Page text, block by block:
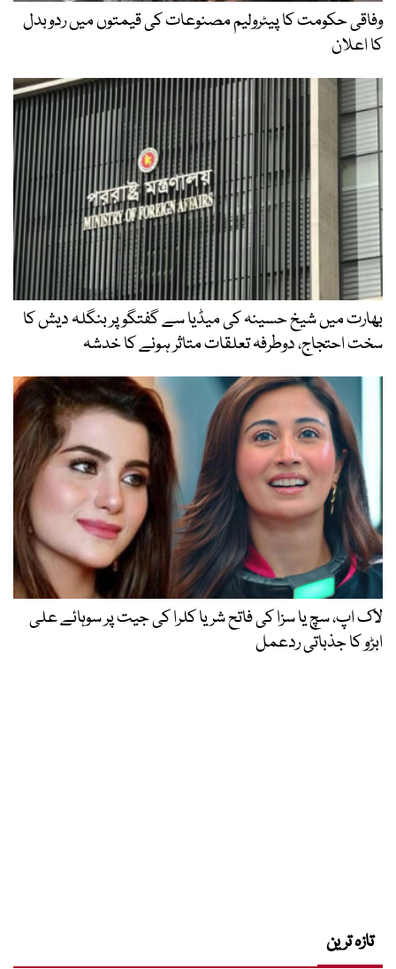
وفاقی حکومت کا پیٹرولیم مصنوعات کی قیمتوں میں ردوبدل
کا اعلان
بھارت میں شیخ حسینہ کی میڈیا سے گفتگو پر بنگلہ دیش کا
سخت احتجاج، دوطرفہ تعلقات متاثر ہونے کا خدشہ
لاک اپ، سچ یا سزا کی فاتح شریا کلرا کی جیت پر سوہائے علی
ابڑو کا جذباتی ردعمل
تازہ ترین